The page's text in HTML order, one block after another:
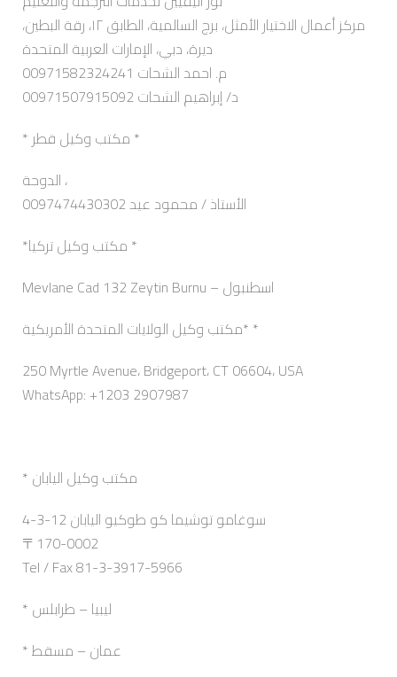
مركز أعمال الاختيار الأمثل، برج السالمية، الطابق ١٢، رقة البطين،
ديرة، دبي، الإمارات العربية المتحدة
م. احمد الشحات 00971582324241
د/ إبراهيم الشحات 00971507915092
* مكتب وكيل قطر *
الدوحة ،
0097474430302 الأستاذ / محمود عيد
*مكتب وكيل تركيا *
Mevlane Cad 132 Zeytin Burnu – اسطنبول
مكتب وكيل الولايات المتحدة الأمريكية* *
250 Myrtle Avenue، Bridgeport، CT 06604، USA
WhatsApp: +1203 2907987
* مكتب وكيل اليابان
4-3-12 سوغامو توشيما كو طوكيو اليابان
〒170-0002
Tel / Fax 81-3-3917-5966
* ليبيا – طرابلس
* عمان – مسقط